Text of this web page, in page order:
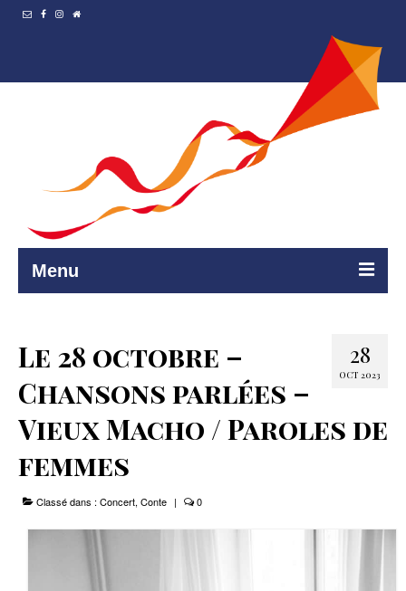
Menu
Resto et…
Programmation
Le Projet
Infos Pratiques
28
OCT 2023
Le 28 octobre –
Chansons parlées –
Vieux Macho / Paroles de
femmes
Classé dans : Concert, Conte | 0